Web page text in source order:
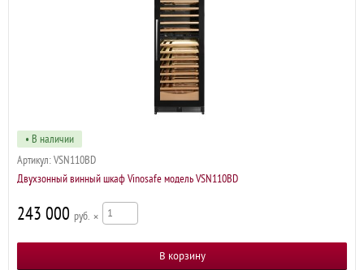
• В наличии
Артикул: VSN110BD
Двухзонный винный шкаф Vinosafe модель VSN110BD
243 000 р ×